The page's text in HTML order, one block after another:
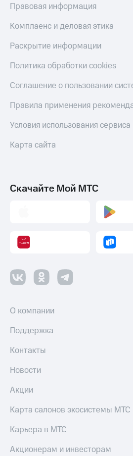
Правовая информация
Комплаенс и деловая этика
Раскрытие информации
Политика обработки cookies
Соглашение о пользовании
Правила применения
Условия использования сервиса
Карта сайта
Скачайте Мой МТС
О компании
Поддержка
Контакты
Новости
Акции
Карта салонов экосистемы МТС
Карьера в МТС
Акционерам и инвесторам